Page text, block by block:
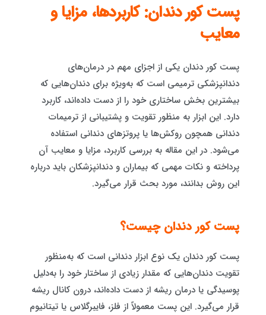
پست کور دندان: کاربردها، مزایا و
معایب
پست کور دندان یکی از اجزای مهم در درمان‌های
دندانپزشکی ترمیمی است که به‌ویژه برای دندان‌هایی که
بیشترین بخش ساختاری خود را از دست داده‌اند، کاربرد
دارد. این ابزار به منظور تقویت و پشتیبانی از ترمیمات
دندانی همچون روکش‌ها یا پروتزهای دندانی استفاده
می‌شود. در این مقاله به بررسی کاربرد، مزایا و معایب آن
پرداخته و نکات مهمی که بیماران و دندانپزشکان باید درباره
این روش بدانند، مورد بحث قرار می‌گیرد.
پست کور دندان چیست؟
پست کور دندان یک نوع ابزار دندانی است که به‌منظور
تقویت دندان‌هایی که مقدار زیادی از ساختار خود را به‌دلیل
پوسیدگی یا درمان ریشه از دست داده‌اند، درون کانال ریشه
قرار می‌گیرد. این پست معمولاً از فلز، فایبرگلاس یا تیتانیوم